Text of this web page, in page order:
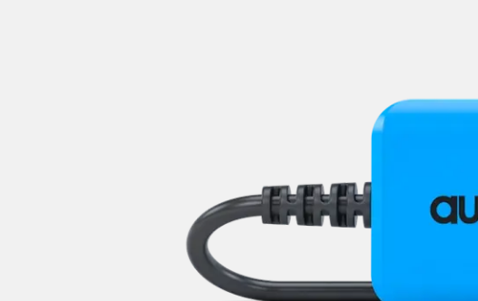
Oben-, Hinten-, Seitenkamera (TRSVC)
Obere Bedieneinheit
Regen-/Lichtsensor
Reifendruckkontrolle (RDK)